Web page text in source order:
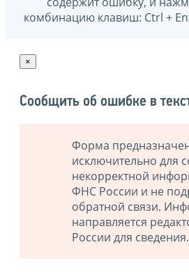
комбинацию клавиш: Ctrl +
×
Сообщить об ошибке в
Форма
исключительно для
некорректной
ФНС России и не
обратной связи.
направляется
России для сведения.